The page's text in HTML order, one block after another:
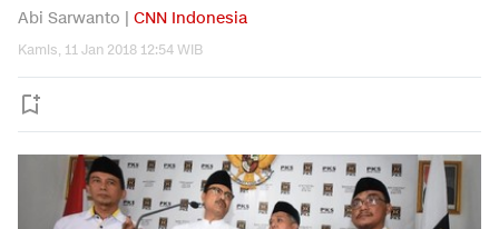
Abi Sarwanto | CNN Indonesia
Kamis, 11 Jan 2018 12:54 WIB